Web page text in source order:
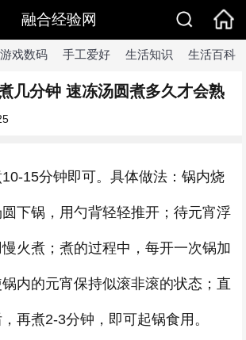
融合经验网
游戏数码 手工爱好 生活知识 生活百科
几分钟 速冻汤圆煮多久才会熟
15分钟即可。具体做法：锅内烧
下锅，用勺背轻轻推开；待元宵浮
火煮；煮的过程中，每开一次锅加
内的元宵保持似滚非滚的状态；直
再煮2-3分钟，即可起锅食用。